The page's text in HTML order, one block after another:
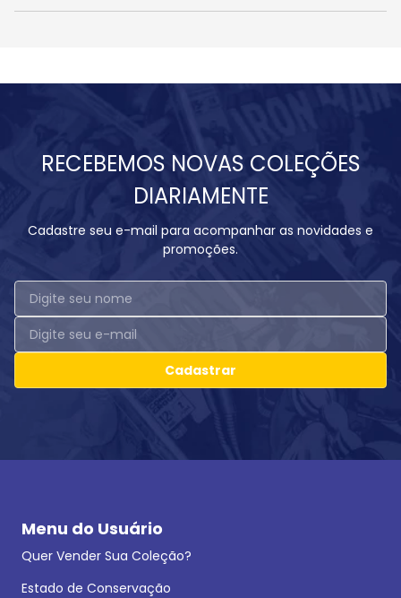
RECEBEMOS NOVAS COLEÇÕES
DIARIAMENTE
Cadastre seu e-mail para acompanhar as novidades e
promoções.
Cadastrar
Menu do Usuário
Quer Vender Sua Coleção?
Estado de Conservação